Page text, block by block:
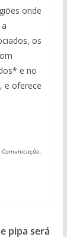
onde
os
e no
e oferece
Comunicação.
pipa será